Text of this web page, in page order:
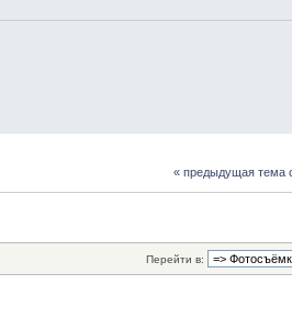
« предыдущая тема
Перейти в: